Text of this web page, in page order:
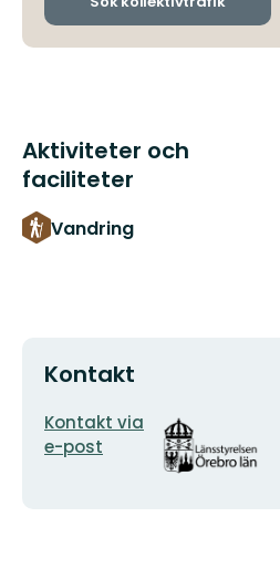
Aktiviteter och
faciliteter
Vandring
Kontakt
E-
postadress
Kontakt via
e-post
Organisationens
logotyp